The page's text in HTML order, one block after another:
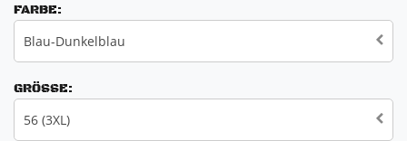
FARBE:
Blau-Dunkelblau
GRÖSSE:
56 (3XL)